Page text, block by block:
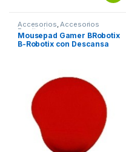
Accesorios,Accesorios
Escritorio
Mousepad Gamer BRobotix
B-Robotix con Descansa